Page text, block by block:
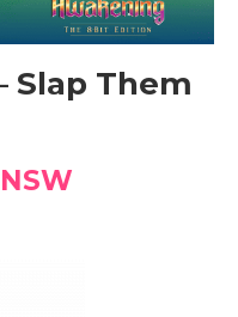
Slap Them
NSW